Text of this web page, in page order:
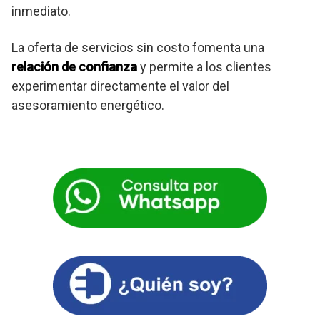
inmediato.
La oferta de servicios sin costo fomenta una
relación de confianzay permite a los clientes
experimentar directamente el valor del
asesoramiento energético.